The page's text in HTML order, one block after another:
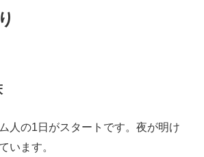
人の1日がスタートです。夜が明け
います。